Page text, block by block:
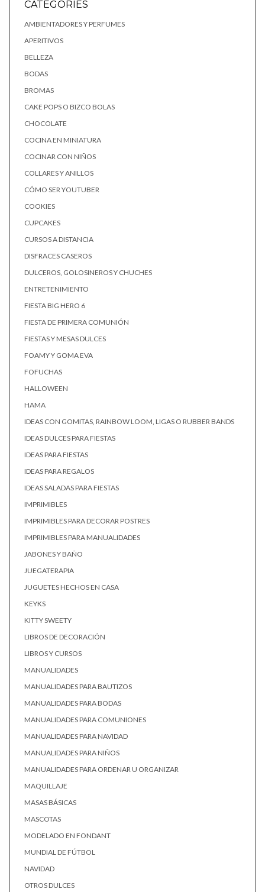
CATEGORIES
AMBIENTADORES Y PERFUMES
APERITIVOS
BELLEZA
BODAS
BROMAS
CAKE POPS O BIZCO BOLAS
CHOCOLATE
COCINA EN MINIATURA
COCINAR CON NIÑOS
COLLARES Y ANILLOS
CÓMO SER YOUTUBER
COOKIES
CUPCAKES
CURSOS A DISTANCIA
DISFRACES CASEROS
DULCEROS, GOLOSINEROS Y CHUCHES
ENTRETENIMIENTO
FIESTA BIG HERO 6
FIESTA DE PRIMERA COMUNIÓN
FIESTAS Y MESAS DULCES
FOAMY Y GOMA EVA
FOFUCHAS
HALLOWEEN
HAMA
IDEAS CON GOMITAS, RAINBOW LOOM, LIGAS O RUBBER BANDS
IDEAS DULCES PARA FIESTAS
IDEAS PARA FIESTAS
IDEAS PARA REGALOS
IDEAS SALADAS PARA FIESTAS
IMPRIMIBLES
IMPRIMIBLES PARA DECORAR POSTRES
IMPRIMIBLES PARA MANUALIDADES
JABONES Y BAÑO
JUEGATERAPIA
JUGUETES HECHOS EN CASA
KEYKS
KITTY SWEETY
LIBROS DE DECORACIÓN
LIBROS Y CURSOS
MANUALIDADES
MANUALIDADES PARA BAUTIZOS
MANUALIDADES PARA BODAS
MANUALIDADES PARA COMUNIONES
MANUALIDADES PARA NAVIDAD
MANUALIDADES PARA NIÑOS
MANUALIDADES PARA ORDENAR U ORGANIZAR
MAQUILLAJE
MASAS BÁSICAS
MASCOTAS
MODELADO EN FONDANT
MUNDIAL DE FÚTBOL
NAVIDAD
OTROS DULCES